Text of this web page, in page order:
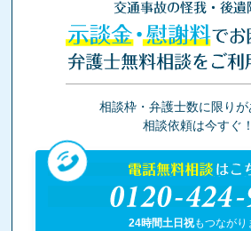
交通事故の怪我・後遺
示談金・慰謝料でお
弁護士無料相談をご利
相談枠・弁護士数に限りが
相談依頼は今すぐ！
電話無料相談はこ
0120-424-
24時間土日祝もつながり